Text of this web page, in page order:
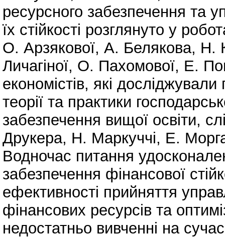
ресурсного забезпечення та
їх стійкості розглянуто у
О. Арзякової, А. Белякова, Н.
Личагіної, О. Пахомової, Е.
економістів, які досліджували
теорії та практики
забезпечення вищої освіти,
Друкера, Н. Маркуччі, Е.
Водночас питання
забезпечення фінансової
ефективності прийняття
фінансових ресурсів та
недостатньо вивченні на